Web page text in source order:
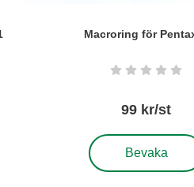
RF-C1
Macroring för
Betyg: 0
99 kr/st
Bevaka
, Macroring för